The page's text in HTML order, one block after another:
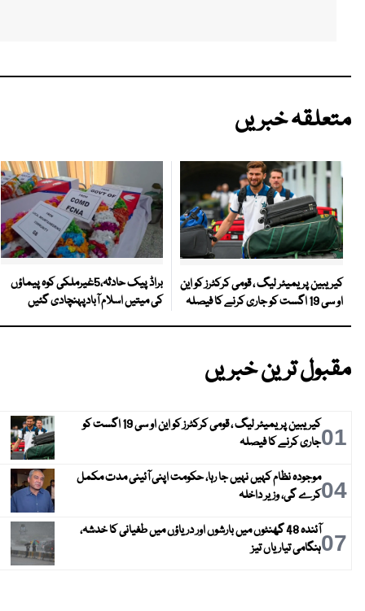
متعلقہ خبریں
کیریبین پریمیئر لیگ ، قومی کرکٹرز کو این
او سی 19 اگست کو جاری کرنے کا فیصلہ
براڈ پیک حادثہ،5غیرملکی کوہ پیماؤں
کی میتیں اسلام آبادپہنچادی گئیں
مقبول ترین خبریں
01
کیریبین پریمیئر لیگ ، قومی کرکٹرز کو این او سی 19 اگست کو
جاری کرنے کا فیصلہ
04موجودہ نظام کہیں نہیں جا رہا، حکومت اپنی آئینی مدت مکمل
کرے گی، وزیر داخلہ
07
آئندہ 48 گھنٹوں میں بارشوں اور دریاؤں میں طغیانی کا خدشہ،
ہنگامی تیاریاں تیز